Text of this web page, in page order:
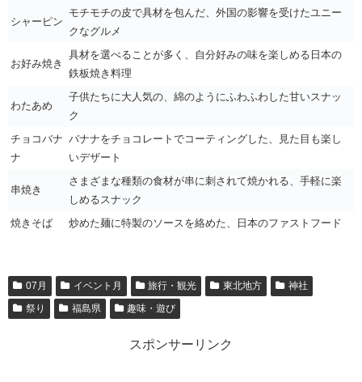
シャーピン
モチモチの皮で具材を包んだ、外国の影響を受けたユニー
クなグルメ
お好み焼き
具材を選べることが多く、自分好みの味を楽しめる日本の
鉄板焼き料理
わたあめ
子供たちに大人気の、綿のようにふわふわした甘いスナッ
ク
チョコバナ
ナ
バナナをチョコレートでコーティングした、見た目も楽し
いデザート
串焼き
さまざまな種類の食材が串に刺されて焼かれる、手軽に楽
しめるスナック
焼きそば
炒めた麺に特製のソースを絡めた、日本のファストフード
07月 イベント月 旅行・観光 東北地方
神社
祭り
福島県 趣味・遊び
スポンサーリンク